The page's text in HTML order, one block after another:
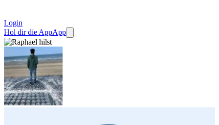
Login
Hol dir die AppApp